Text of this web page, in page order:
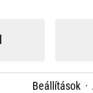
Beállítások ·